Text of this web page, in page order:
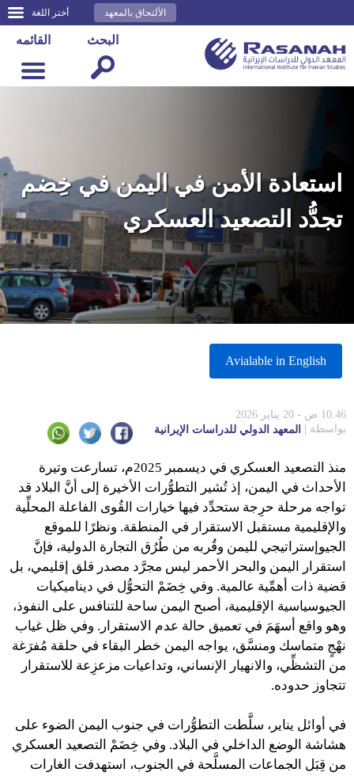
أختر اللغة الألتحاق بالمعهد
القائمه البحث
استعادة الأمن في اليمن في خِضم
تجدُّد التصعيد العسكري
Avialable in English
10:46 ص - 20 يناير 2026
بواسطة
المعهد الدولي للدراسات الإيرانية
منذ التصعيد العسكري في ديسمبر 2025م، تسارعت وتيرة
الأحداث في اليمن، إذ تُشير التطوُّرات الأخيرة إلى أنَّ البلاد قد
تواجه مرحلة حرِجة ستحدِّد فيها خيارات القُوى الفاعلة المحلِّية
والإقليمية مستقبل الاستقرار في المنطقة. ونظرًا للموقع
الجيوإستراتيجي لليمن وقُربه من طُرُق التجارة الدولية، فإنَّ
استقرار اليمن والبحر الأحمر ليس مجرَّد مصدر قلق إقليمي، بل
قضية ذات أهمِّية عالمية. وفي خِضَمْ التحوُّل في ديناميكيات
الجيوسياسية الإقليمية، أصبح اليمن ساحة للتنافس على النفوذ،
وهو واقع أسهَمَ في تعميق حالة عدم الاستقرار. وفي ظل غياب
نهْجٍ متماسك ومنسَّق، يواجه اليمن خطر البقاء في حلقة مُفرَغة
من التشظِّي، والانهيار الإنساني، وتداعيات مزعزِعة للاستقرار
تتجاوز حدوده.
في أوائل يناير، سلَّطت التطوُّرات في جنوب اليمن الضوء على
هشاشة الوضع الداخلي في البلاد. وفي خِضَمْ التصعيد العسكري
من قِبَل الجماعات المسلَّحة في الجنوب، استهدفت الغارات